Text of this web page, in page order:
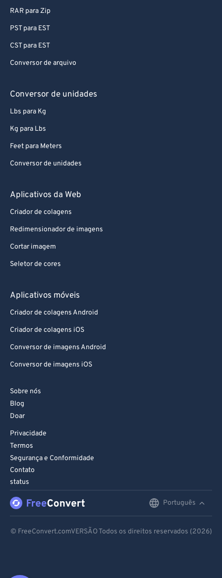
RAR para Zip
PST para EST
CST para EST
Conversor de arquivo
Conversor de unidades
Lbs para Kg
Kg para Lbs
Feet para Meters
Conversor de unidades
Aplicativos da Web
Criador de colagens
Redimensionador de imagens
Cortar imagem
Seletor de cores
Aplicativos móveis
Criador de colagens Android
Criador de colagens iOS
Conversor de imagens Android
Conversor de imagens iOS
Sobre nós
Blog
Doar
Privacidade
Termos
Segurança e Conformidade
Contato
status
Português
© FreeConvert.comVERSÃO Todos os direitos reservados (2026)